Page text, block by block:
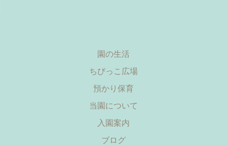
園の生活
ちびっこ広場
預かり保育
当園について
入園案内
ブログ